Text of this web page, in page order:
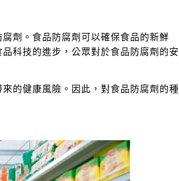
劑。食品防腐劑可以確保食品的新鮮
科技的進步，公眾對於食品防腐劑的安
的健康風險。因此，對食品防腐劑的種